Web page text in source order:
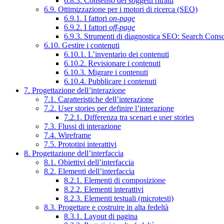
6.9. Ottimizzazione per i motori di ricerca (SEO)
6.9.1. I fattori on-page
6.9.2. I fattori off-page
6.9.3. Strumenti di diagnostica SEO: Search
6.10. Gestire i contenuti
6.10.1. L’inventario dei contenuti
6.10.2. Revisionare i contenuti
6.10.3. Migrare i contenuti
6.10.4. Pubblicare i contenuti
7. Progettazione dell’interazione
7.1. Caratteristiche dell’interazione
7.2. User stories per definire l’interazione
7.2.1. Differenza tra scenari e user stories
7.3. Flussi di interazione
7.4. Wireframe
7.5. Prototipi interattivi
8. Progettazione dell’interfaccia
8.1. Obiettivi dell’interfaccia
8.2. Elementi dell’interfaccia
8.2.1. Elementi di composizione
8.2.2. Elementi interattivi
8.2.3. Elementi testuali (microtesti)
8.3. Progettare e costruire in alta fedeltà
8.3.1. Layout di pagina